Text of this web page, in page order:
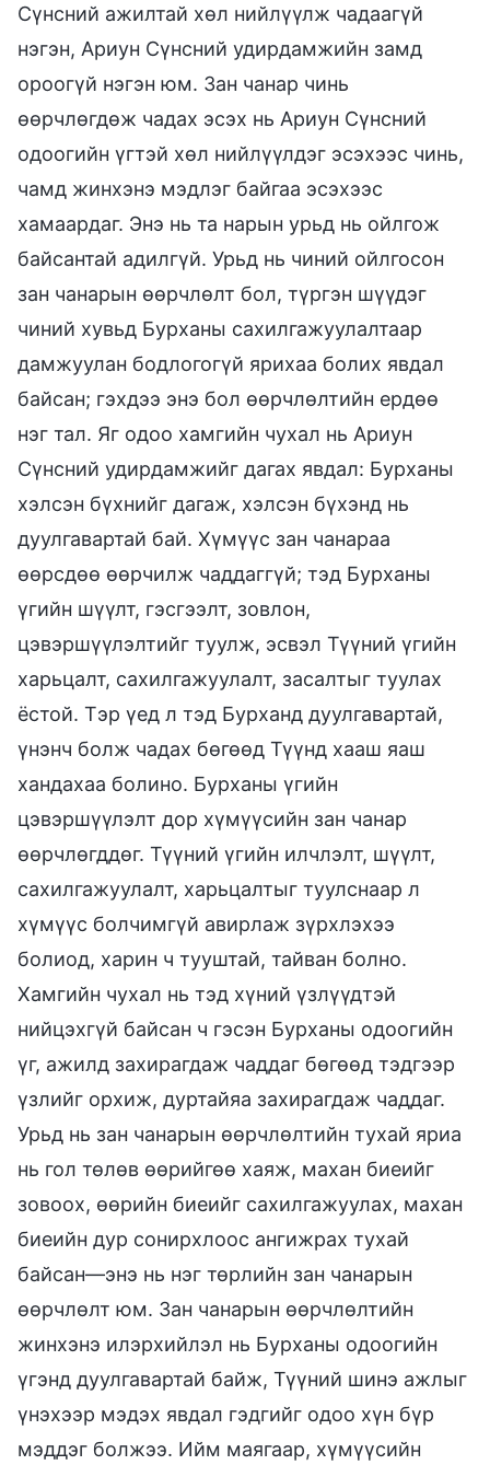
Сүнсний ажилтай хөл нийлүүлж чадаагүй
нэгэн, Ариун Сүнсний удирдамжийн замд
ороогүй нэгэн юм. Зан чанар чинь
өөрчлөгдөж чадах эсэх нь Ариун Сүнсний
одоогийн үгтэй хөл нийлүүлдэг эсэхээс чинь,
чамд жинхэнэ мэдлэг байгаа эсэхээс
хамаардаг. Энэ нь та нарын урьд нь ойлгож
байсантай адилгүй. Урьд нь чиний ойлгосон
зан чанарын өөрчлөлт бол, түргэн шүүдэг
чиний хувьд Бурханы сахилгажуулалтаар
дамжуулан бодлогогүй ярихаа болих явдал
байсан; гэхдээ энэ бол өөрчлөлтийн ердөө
нэг тал. Яг одоо хамгийн чухал нь Ариун
Сүнсний удирдамжийг дагах явдал: Бурханы
хэлсэн бүхнийг дагаж, хэлсэн бүхэнд нь
дуулгавартай бай. Хүмүүс зан чанараа
өөрсдөө өөрчилж чаддаггүй; тэд Бурханы
үгийн шүүлт, гэсгээлт, зовлон,
цэвэршүүлэлтийг туулж, эсвэл Түүний үгийн
харьцалт, сахилгажуулалт, засалтыг туулах
ёстой. Тэр үед л тэд Бурханд дуулгавартай,
үнэнч болж чадах бөгөөд Түүнд хааш яаш
хандахаа болино. Бурханы үгийн
цэвэршүүлэлт дор хүмүүсийн зан чанар
өөрчлөгддөг. Түүний үгийн илчлэлт, шүүлт,
сахилгажуулалт, харьцалтыг туулснаар л
хүмүүс болчимгүй авирлаж зүрхлэхээ
болиод, харин ч тууштай, тайван болно.
Хамгийн чухал нь тэд хүний үзлүүдтэй
нийцэхгүй байсан ч гэсэн Бурханы одоогийн
үг, ажилд захирагдаж чаддаг бөгөөд тэдгээр
үзлийг орхиж, дуртайяа захирагдаж чаддаг.
Урьд нь зан чанарын өөрчлөлтийн тухай яриа
нь гол төлөв өөрийгөө хаяж, махан биеийг
зовоох, өөрийн биеийг сахилгажуулах, махан
биеийн дур сонирхлоос ангижрах тухай
байсан—энэ нь нэг төрлийн зан чанарын
өөрчлөлт юм. Зан чанарын өөрчлөлтийн
жинхэнэ илэрхийлэл нь Бурханы одоогийн
үгэнд дуулгавартай байж, Түүний шинэ ажлыг
үнэхээр мэдэх явдал гэдгийг одоо хүн бүр
мэддэг болжээ. Ийм маягаар, хүмүүсийн